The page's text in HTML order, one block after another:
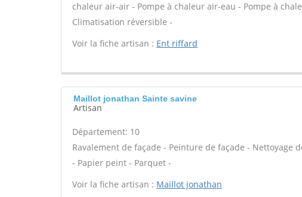
chaleur air-air - Pompe à chaleur air-eau - Pompe à
Climatisation réversible -
Voir la fiche artisan : Ent riffard
Maillot jonathan Sainte savine
Artisan
Département: 10
Ravalement de façade - Peinture de façade - Nettoyage
- Papier peint - Parquet -
Voir la fiche artisan : Maillot jonathan